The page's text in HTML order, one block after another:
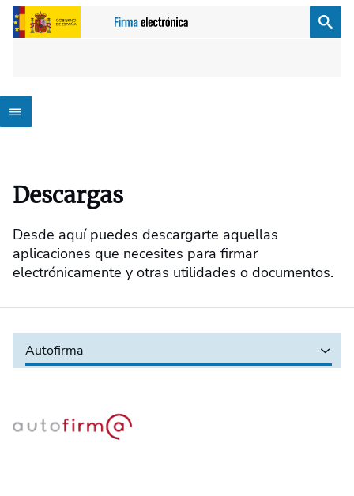
Descargas
Desde aquí puedes descargarte aquellas
aplicaciones que necesites para firmar
electrónicamente y otras utilidades o documentos.
Autofirma